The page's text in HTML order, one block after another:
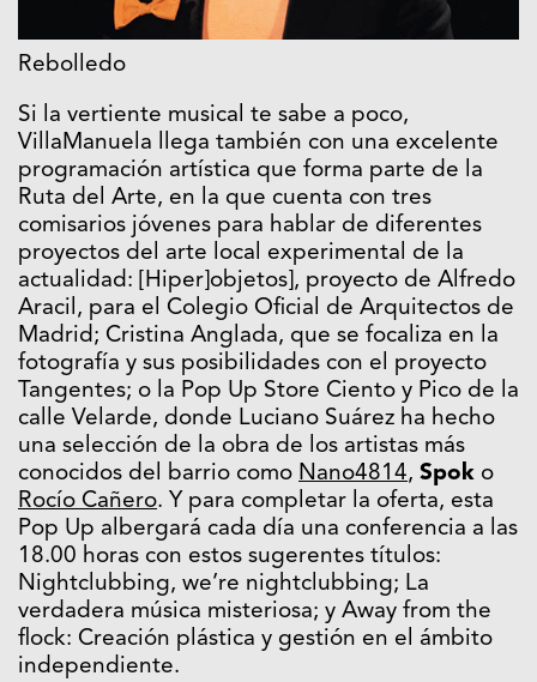
Rebolledo
Si la vertiente musical te sabe a poco,
VillaManuela llega también con una excelente
programación artística que forma parte de la
Ruta del Arte, en la que cuenta con tres
comisarios jóvenes para hablar de diferentes
proyectos del arte local experimental de la
actualidad: [Hiper]objetos], proyecto de Alfredo
Aracil, para el Colegio Oficial de Arquitectos de
Madrid; Cristina Anglada, que se focaliza en la
fotografía y sus posibilidades con el proyecto
Tangentes; o la Pop Up Store Ciento y Pico de la
calle Velarde, donde Luciano Suárez ha hecho
una selección de la obra de los artistas más
conocidos del barrio como Nano4814, Spok o
Rocío Cañero. Y para completar la oferta, esta
Pop Up albergará cada día una conferencia a las
18.00 horas con estos sugerentes títulos:
Nightclubbing, we’re nightclubbing; La
verdadera música misteriosa; y Away from the
flock: Creación plástica y gestión en el ámbito
independiente.